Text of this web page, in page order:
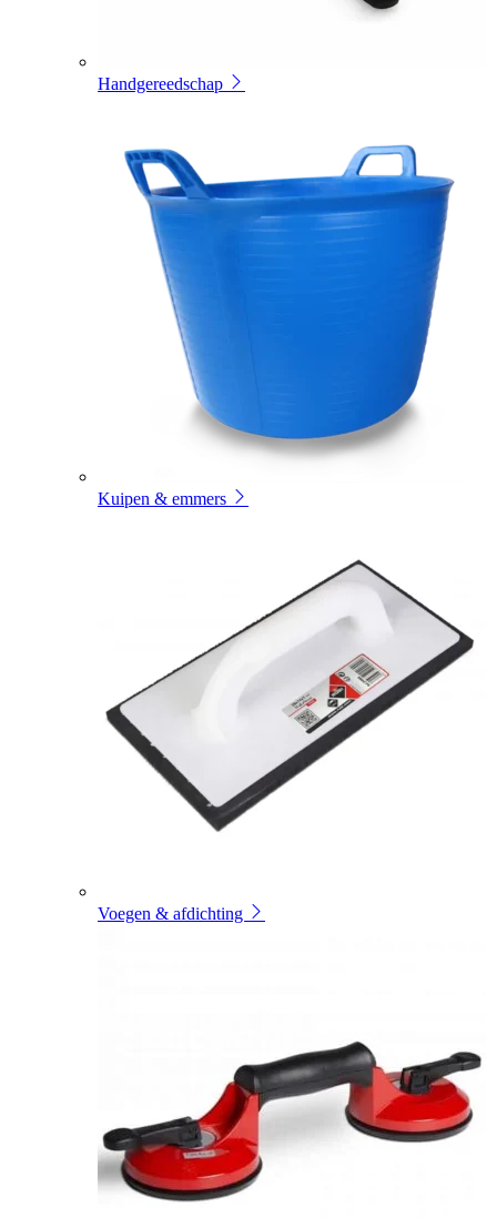
Handgereedschap
Kuipen & emmers
Voegen & afdichting